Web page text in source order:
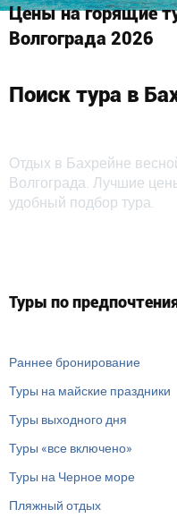
Цены на горящие
Волгограда 2026
Поиск тура в
Отдых в Бахрейне
Волгограда. Лучшие
удобный подбор тура.
Туры по
Раннее бронирование
Туры на майские праздники
Туры выходного дня
Туры «все включено»
Туры на Черное море
Пляжный отдых